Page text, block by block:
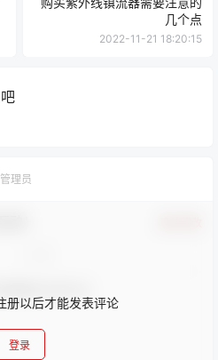
几个点
2022-11-21 18:20:15
吧
管理员
册以后才能发表评论
登录